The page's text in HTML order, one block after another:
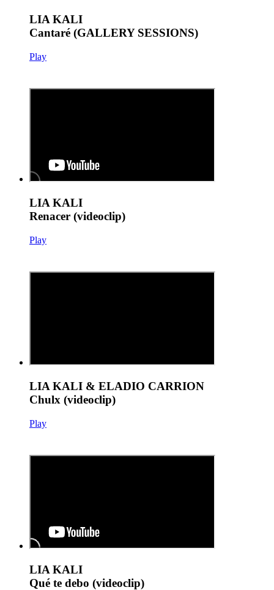
LIA KALI
Cantaré (GALLERY SESSIONS)
Play
LIA KALI
Renacer (videoclip)
Play
LIA KALI & ELADIO CARRION
Chulx (videoclip)
Play
LIA KALI
Qué te debo (videoclip)